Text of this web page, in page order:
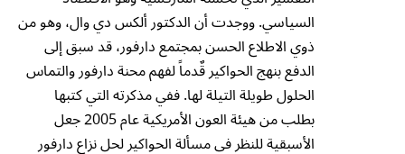
السياسي. ووجدت أن الدكتور ألكس دي وال، وهو من
ذوي الاطلاع الحسن بمجتمع دارفور، قد سبق إلى
الدفع بنهج الحواكير قٌدماً لفهم محنة دارفور والتماس
الحلول طويلة التيلة لها. ففي مذكرته التي كتبها
بطلب من هيئة العون الأمريكية عام 2005 جعل
الأسبقية للنظر في مسألة الحواكير لحل نزاع دارفور